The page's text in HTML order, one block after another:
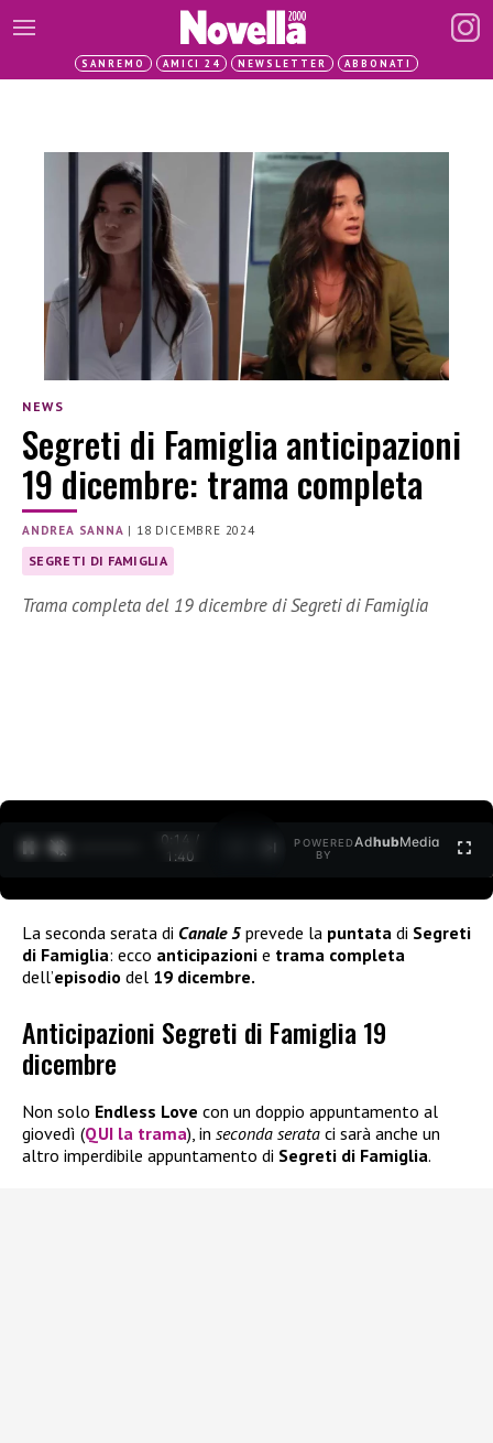
SANREMO AMICI 24 NEWSLETTER ABBONATI
NEWS
Segreti di Famiglia anticipazioni
19 dicembre: trama completa
ANDREA SANNA | 18 DICEMBRE 2024
SEGRETI DI FAMIGLIA
Trama completa del 19 dicembre di Segreti di Famiglia
0:15 /
1:40
POWERED
BY
AdhubMedia
La seconda serata di Canale 5 prevede la puntata di Segreti
di Famiglia: ecco anticipazioni e trama completa
dell’episodio del 19 dicembre.
Anticipazioni Segreti di Famiglia 19
dicembre
Non solo Endless Love con un doppio appuntamento al
giovedì (QUI la trama), in seconda serata ci sarà anche un
altro imperdibile appuntamento di Segreti di Famiglia.